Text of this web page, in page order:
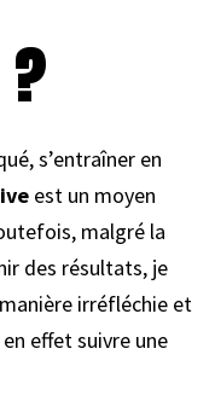
s’entraîner en
est un moyen
malgré la
des résultats, je
irréfléchie et
effet suivre une